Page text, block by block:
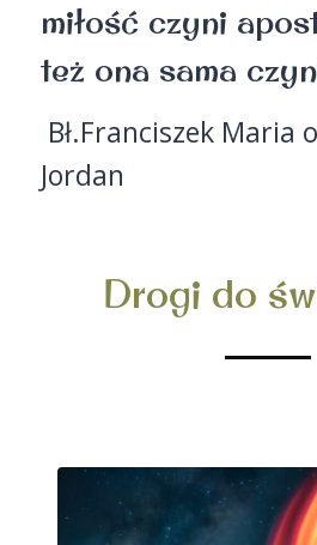
miłość czyni
też ona sama
Bł.Franciszek Maria
Jordan
Drogi do